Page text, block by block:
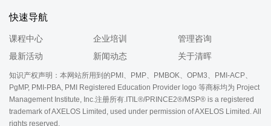
快速导航
课程中心 企业培训
管理咨询
最新活动
新闻动态 关于清晖
知识产权声明：本网站所用到的PMI、PMP、PMBOK、OPM3、PMI-ACP、
PgMP, PMI-PBA, PMI Registered Education Provider logo 等商标均为 Project
Management Institute, Inc.注册所有.ITIL®/PRINCE2®/MSP® is a registered
trademark of AXELOS Limited, used under permission of AXELOS Limited. All
rights reserved.